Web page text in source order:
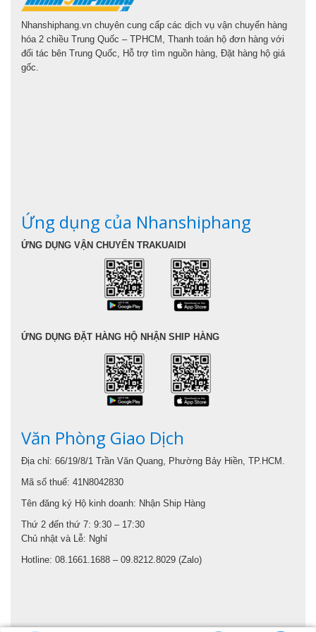
Nhanshiphang.vn chuyên cung cấp các dịch vụ vận chuyển hàng
hóa 2 chiều Trung Quốc – TPHCM, Thanh toán hộ đơn hàng với
đối tác bên Trung Quốc, Hỗ trợ tìm nguồn hàng, Đặt hàng hộ giá
gốc.
Ứng dụng của Nhanshiphang
ỨNG DỤNG VẬN CHUYỂN TRAKUAIDI
ỨNG DỤNG ĐẶT HÀNG HỘ NHẬN SHIP HÀNG
Văn Phòng Giao Dịch
Địa chỉ: 66/19/8/1 Trần Văn Quang, Phường Bảy Hiền, TP.HCM.
Mã số thuế: 41N8042830
Tên đăng ký Hộ kinh doanh: Nhận Ship Hàng
Thứ 2 đến thứ 7: 9:30 – 17:30
Chủ nhật và Lễ: Nghỉ
Hotline: 08.1661.1688 – 09.8212.8029 (Zalo)